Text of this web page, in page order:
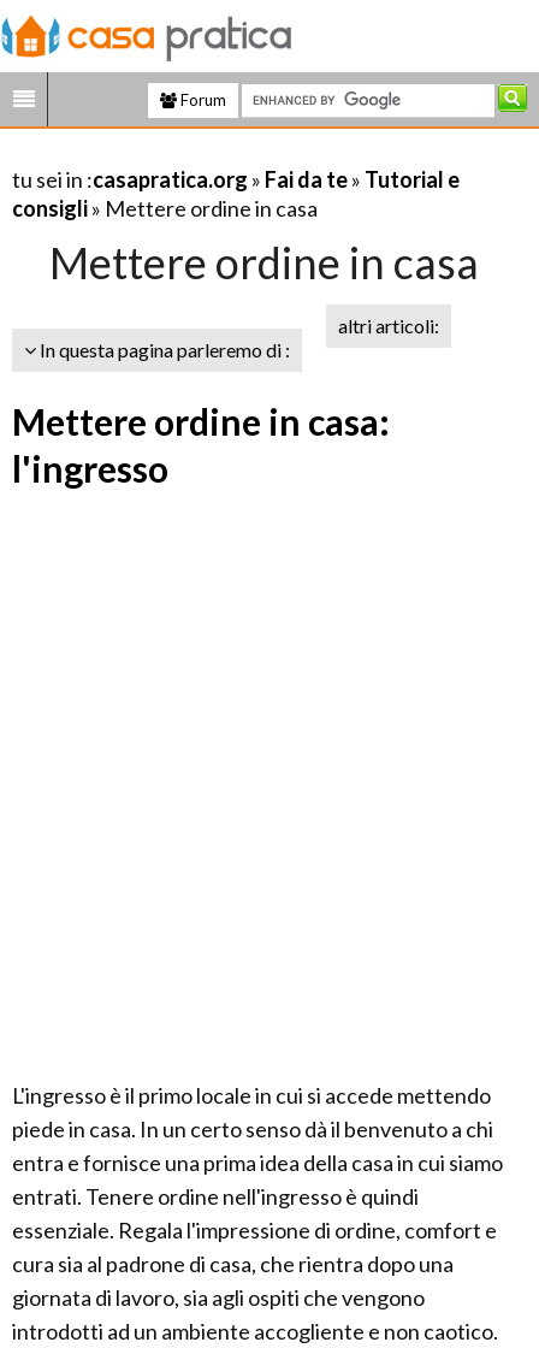
Forum
tu sei in :casapratica.org » Fai da te» Tutorial e
consigli» Mettere ordine in casa
Mettere ordine in casa
In questa pagina parleremo di :
altri articoli:
Mettere ordine in casa:
l'ingresso
L'ingresso è il primo locale in cui si accede mettendo
piede in casa. In un certo senso dà il benvenuto a chi
entra e fornisce una prima idea della casa in cui siamo
entrati. Tenere ordine nell'ingresso è quindi
essenziale. Regala l'impressione di ordine, comfort e
cura sia al padrone di casa, che rientra dopo una
giornata di lavoro, sia agli ospiti che vengono
introdotti ad un ambiente accogliente e non caotico.